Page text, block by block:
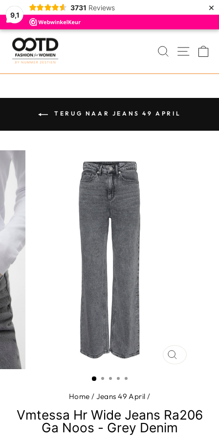
9,1
3731 Reviews ×
Door
naar
ZOEKEN
MENU
TERUG NAAR JEANS 49 APRIL
SLUIT
Home / Jeans 49 April /
Vmtessa Hr Wide Jeans Ra206
Ga Noos - Grey Denim